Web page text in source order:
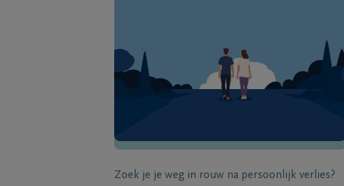
Zoek je je weg in rouw na persoonlijk verlies?